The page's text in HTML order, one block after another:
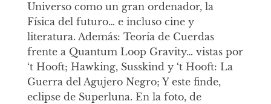
Universo como un gran ordenador, la
Física del futuro… e incluso cine y
literatura. Además: Teoría de Cuerdas
frente a Quantum Loop Gravity… vistas por
‘t Hooft; Hawking, Susskind y ‘t Hooft: La
Guerra del Agujero Negro; Y este finde,
eclipse de Superluna. En la foto, de